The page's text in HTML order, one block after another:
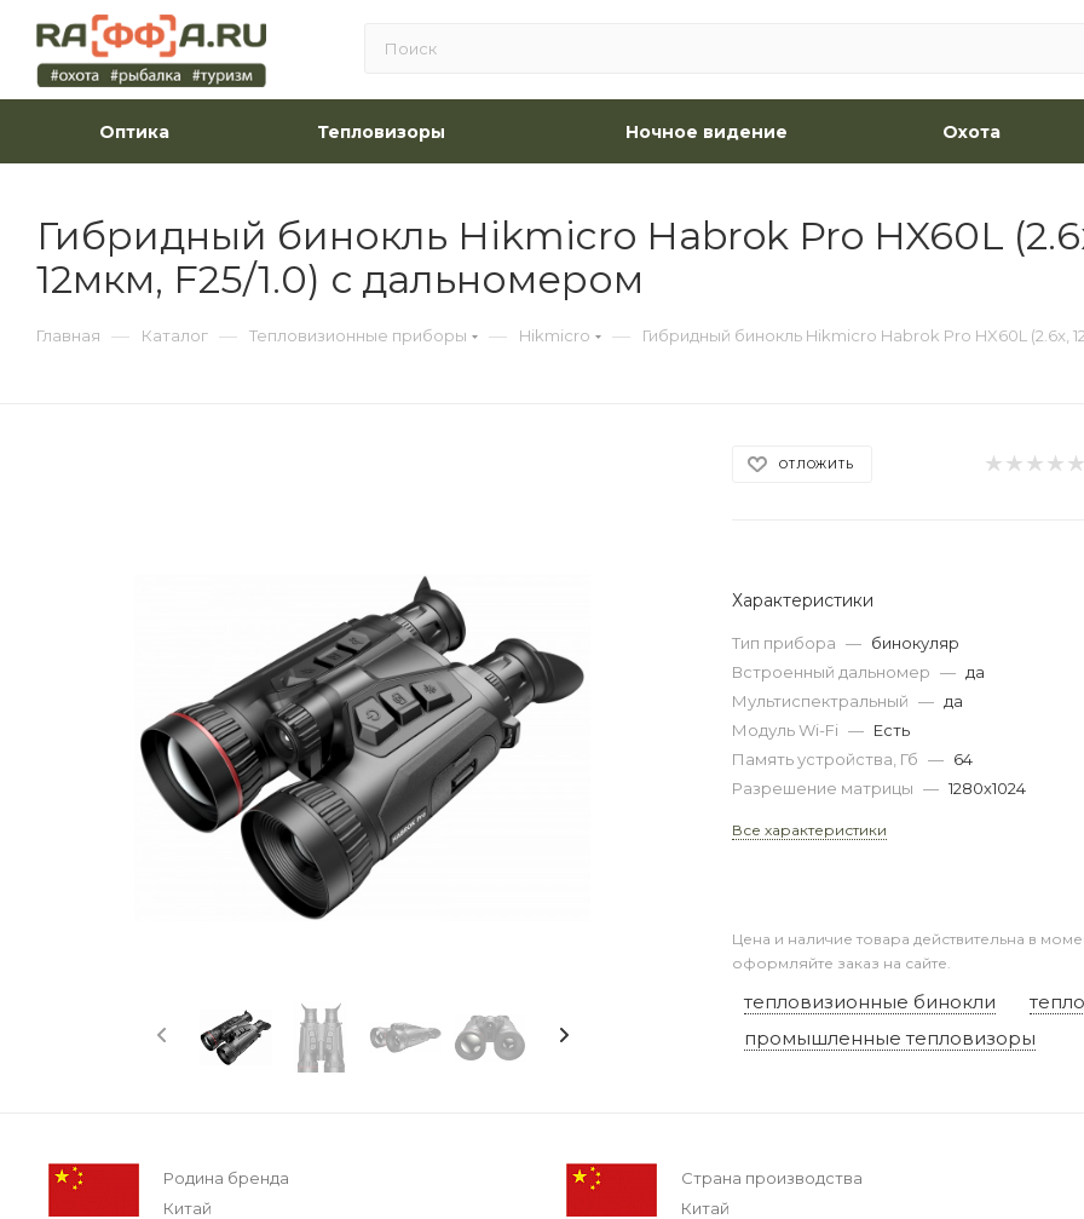
Оптика Тепловизоры Ночное видение Охота
Гибридный бинокль Hikmicro Habrok Pro HX60L
12мкм, F25/1.0) с дальномером
Главная — Каталог — Тепловизионные приборы — Hikmicro — Гибридный бинокль Hikmicro Habrok Pro HX60L (2.6x,
ОТЛОЖИТЬ
Характеристики
Тип прибора — бинокуляр
Встроенный дальномер — да
Мультиспектральный — да
Модуль Wi-Fi — Есть
Память устройства, Гб — 64
Разрешение матрицы — 1280х1024
Все характеристики
Цена и наличие товара действительна в
оформляйте заказ на сайте.
тепловизионные бинокли
промышленные тепловизоры
Родина бренда
Китай
Страна производства
Китай